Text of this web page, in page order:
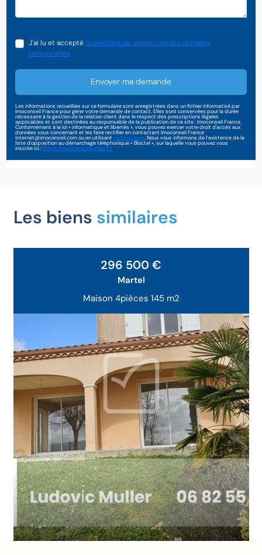
J'ai lu et accepté la politique de protection des données
personnelles
Envoyer ma demande
Les informations recueillies sur ce formulaire sont enregistrées dans un fichier informatisé par
Imoconseil France pour gérer votre demande de contact. Elles sont conservées pour la durée
nécessaire à la gestion de la relation client dans le respect des prescriptions légales
applicables et sont destinées au responsable de la publication de ce site : Imoconseil France.
Conformément à la loi « informatique et libertés », vous pouvez exercer votre droit d'accès aux
données vous concernant et les faire rectifier en contactant Imoconseil France
internet@imoconseil.com ou en utilisantce formulaire. Nous vous informons de l’existence de la
liste d'opposition au démarchage téléphonique « Bloctel », sur laquelle vous pouvez vous
inscrire ici :https://www.bloctel.gouv.fr/
Les biens similaires
Maison 4pièces 145 m2
296 500 €
Martel